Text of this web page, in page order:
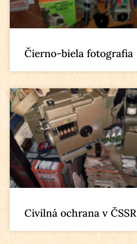
Čierno-biela fotografia
Civilná ochrana v ČSSR